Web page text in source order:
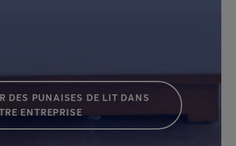
DES PUNAISES DE LIT DANS
ENTREPRISE